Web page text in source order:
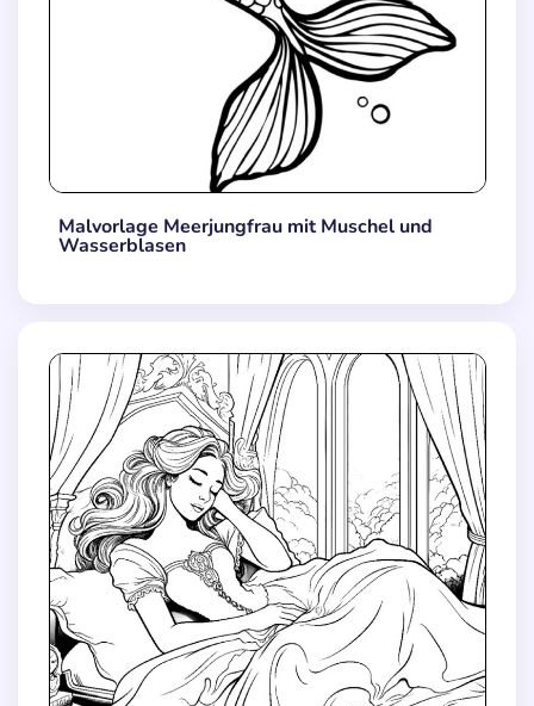
Malvorlage Meerjungfrau mit Muschel und
Wasserblasen